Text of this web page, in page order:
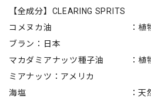
【全成分】CLEARING SPRITS
コメヌカ油 ：植物由来
ブラン：日本
マカダミアナッツ種子油 ：植物
ミアナッツ：アメリカ
海塩 ：天然由来：洗